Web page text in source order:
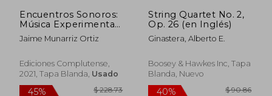
Encuentros Sonoros:
Música Experimental
y Arte Sonoro:
Facultad de Bellas
(Actividad
Institucional)
Jaime Munarriz Ortiz
Ediciones Complutense,
2021, Tapa Blanda, Usado
String Quartet No. 2,
Op. 26 (en Inglés)
Ginastera, Alberto E.
Boosey & Hawkes Inc, Tapa
Blanda, Nuevo